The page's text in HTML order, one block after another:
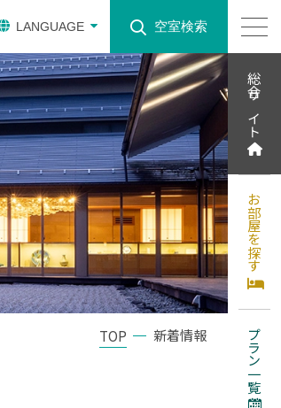
総合サイト
お部屋を探す
プラン一覧
LANGUAGE 空室検索
TOP 新着情報